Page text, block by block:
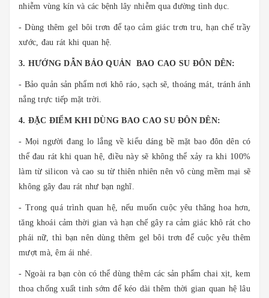
nhiễm vùng kín và các bệnh lây nhiễm qua đường tình dục.
- Dùng thêm gel bôi trơn để tạo cảm giác trơn tru, hạn chế trầy
xước, đau rát khi quan hệ.
3. HƯỚNG DẪN BẢO QUẢN BAO CAO SU ĐÔN DÊN:
- Bảo quản sản phẩm nơi khô ráo, sạch sẽ, thoáng mát, tránh ánh
nắng trực tiếp mặt trời.
4. ĐẶC ĐIỂM KHI DÙNG BAO CAO SU ĐÔN DÊN:
- Mọi người đang lo lắng về kiểu dáng bề mặt bao đôn dên có
thể đau rát khi quan hệ, điều này sẽ không thể xảy ra khi 100%
làm từ silicon và cao su từ thiên nhiên nên vô cùng mềm mại sẽ
không gây đau rát như bạn nghĩ.
- Trong quá trình quan hệ, nếu muốn cuộc yêu thăng hoa hơn,
tăng khoái cảm thời gian và hạn chế gây ra cảm giác khô rát cho
phái nữ, thì bạn nên dùng thêm gel bôi trơn để cuộc yêu thêm
mượt mà, êm ái nhé.
- Ngoài ra bạn còn có thể dùng thêm các sản phẩm chai xịt, kem
thoa chống xuất tinh sớm để kéo dài thêm thời gian quan hệ lâu